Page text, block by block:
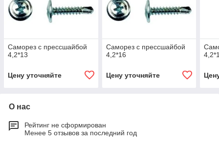
Саморез с прессшайбой
4,2*13
Цену уточняйте
Саморез с прессшайбой
4,2*16
Цену уточняйте
О нас
Рейтинг не сформирован
Менее 5 отзывов за последний год